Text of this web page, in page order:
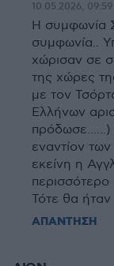
10.05.2026, 09:59
Η συμφωνία
συμφωνία..
χώρισαν σε
της χώρες
με τον
Ελλήνων
πρόδωσε......)
εναντίον
εκείνη η
Τότε θα
ΑΠΑΝΤΗΣΗ